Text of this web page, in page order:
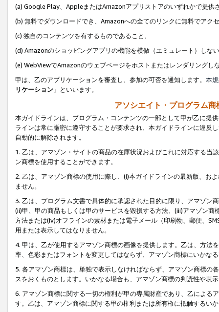
(a) Google Play、AppleまたはAmazonアプリストアのいずれかで提供
(b) 無料でダウンロードでき、Amazonへの全てのリンクに無料でアク
(c) 独自のコンテンツを有するものであること、
(d) Amazonのショッピングアプリの機能を模倣（エミュレート）しな
(e) WebViewでAmazonのウェブページをホストまたはレンダリングし
甲は、乙のアプリケーションを審査し、参加の可否を通知します。 本
リケーション 」といいます。
アソシエイト・プログラム
本ガイドラインは、プログラム・コンテンツの一部として甲が乙に提
ラインは常に厳密に遵守することが要求され、本ガイドラインに違反
自動的に解除されます。
1. 乙は、アマゾン・サイトの商品の在庫状況およびこれに対応する
ン商標を使用することができます。
2. 乙は、アマゾン商標の使用に際し、(i)本ガイドラインの最新版、お
ません。
3. 乙は、プログラム文書で具体的に承認された目的に限り、アマゾン
(ii)甲、甲の商品もしくは甲のサービスを毀損する方法、(iii)アマゾン
方法または(iv)オフラインの素材または電子メール（印刷物、郵便、
用または表示してはなりません。
4. 甲は、乙が使用するアマゾン商標の画像を提供します。乙は、方
率、色彩またはフォントを変更してはならず、アマゾン商標にいかな
5. 各アマゾン商標は、単独で表示しなければならず、アマゾン商標
スをおくものとします。いかなる場合も、アマゾン商標の判読性や表
6. アマゾン商標に関する一切の権利が甲の専属財産であり、乙による
す。乙は、アマゾン商標に関する甲の権利または所有権に抵触するい